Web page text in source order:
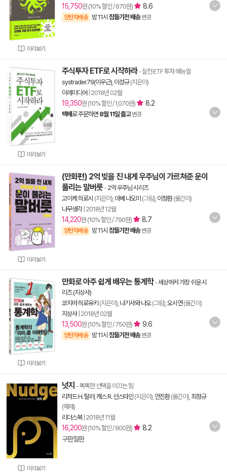
미리보기
15,750원 (10% 할인 / 870원) 8.6
양탄자배송 밤 11시 잠들기전 배송 변경
미리보기
주식투자 ETF로 시작하라- 실전 ETF 투자 매뉴얼
systrader79(이우근) 이성규(지은이)
이레미디어 2018년 02월
19,350원 (10% 할인 / 1,070원) 8.2
택배로 주문하면 8월 11일 출고 변경
미리보기
(만화편) 2억 빚을 진 내게 우주님이 가르쳐준 운이
풀리는 말버릇 - 2억 우주님 시리즈
고이케 히로시 (지은이), 아베 나오미 (그림), 이정환(옮긴이)
나무생각| 2018년 12월
14,220원 (10% 할인 / 790원) 8.7
양탄자배송 밤 11시 잠들기전 배송 변경
미리보기
만화로 아주 쉽게 배우는 통계학-세상에서 가장 쉬운 시
리즈 (지상사)
코지마 히로유키 (지은이), 나기사와 나오(그림), 오시연(옮긴이)
지상사| 2018년 02월
13,500원 (10% 할인 / 750원) 9.6
양탄자배송 밤 11시 잠들기전 배송 변경
미리보기
넛지 - 똑똑한 선택을 이끄는 힘
리처드 H. 탈러 캐스 R. 선스타인 (지은이), 안진환(옮긴이), 최정규
(해제)
리더스북| 2018년 11월
16,200원 (10% 할인 / 900원)
8.2
구판절판